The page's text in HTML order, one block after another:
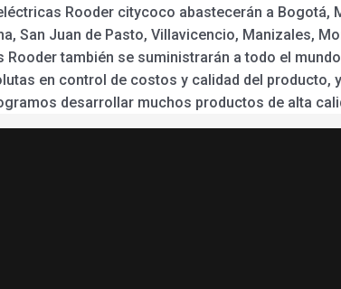
Rooder citycoco abastecerán a Bogotá,
San Juan de Pasto, Villavicencio, Manizales,
también se suministrarán a todo el
en control de costos y calidad del producto,
desarrollar muchos productos de alta